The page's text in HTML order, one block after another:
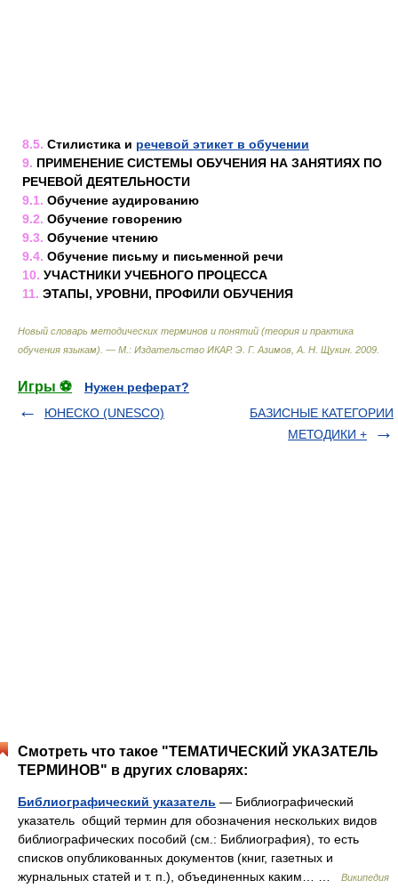
8.5. Стилистика и речевой этикет в обучении
9. ПРИМЕНЕНИЕ СИСТЕМЫ ОБУЧЕНИЯ НА ЗАНЯТИЯХ ПО
РЕЧЕВОЙ ДЕЯТЕЛЬНОСТИ
9.1. Обучение аудированию
9.2. Обучение говорению
9.3. Обучение чтению
9.4. Обучение письму и письменной речи
10. УЧАСТНИКИ УЧЕБНОГО ПРОЦЕССА
11. ЭТАПЫ, УРОВНИ, ПРОФИЛИ ОБУЧЕНИЯ
Новый словарь методических терминов и понятий (теория и практика
обучения языкам). — М.: Издательство ИКАР. Э. Г. Азимов, А. Н. Щукин 2009
Игры ⚽
Нужен реферат?
ЮНЕСКО (UNESCO)
БАЗИСНЫЕ КАТЕГОРИИ
МЕТОДИКИ +
Смотреть что такое "ТЕМАТИЧЕСКИЙ УКАЗАТЕЛЬ
ТЕРМИНОВ" в других словарях:
Библиографический указатель — Библиографический
указатель общий термин для обозначения нескольких видов
библиографических пособий (см.: Библиография), то есть
списков опубликованных документов (книг, газетных и
журнальных статей и т. п.), объединенных каким… …
Википедия